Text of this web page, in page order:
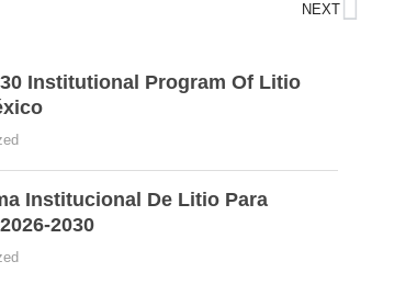
NEXT
Institutional Program Of Litio
Institucional De Litio Para
2030